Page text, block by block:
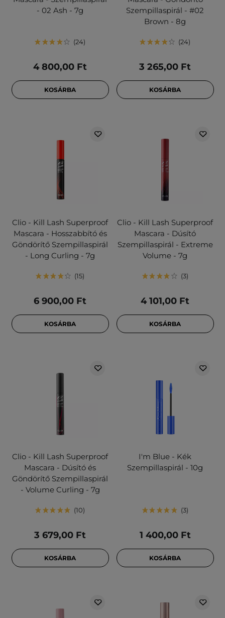
- 02 Ash - 7g
24
4 800,00 Ft
KOSÁRBA
Szempillaspirál - #02
Brown - 8g
24
3 265,00 Ft
KOSÁRBA
Clio - Kill Lash Superproof
Mascara - Hosszabbító és
Göndörítő Szempillaspirál
- Long Curling - 7g
15
6 900,00 Ft
KOSÁRBA
Clio - Kill Lash Superproof
Mascara - Dúsító
Szempillaspirál - Extreme
Volume - 7g
3
4 101,00 Ft
KOSÁRBA
Clio - Kill Lash Superproof
Mascara - Dúsító és
Göndörítő Szempillaspirál
- Volume Curling - 7g
10
3 679,00 Ft
KOSÁRBA
I'm Blue - Kék
Szempillaspirál - 10g
3
1 400,00 Ft
KOSÁRBA